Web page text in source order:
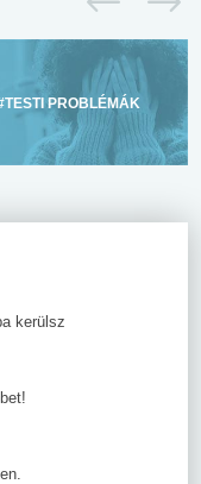
PROBLÉMÁK
kerülsz